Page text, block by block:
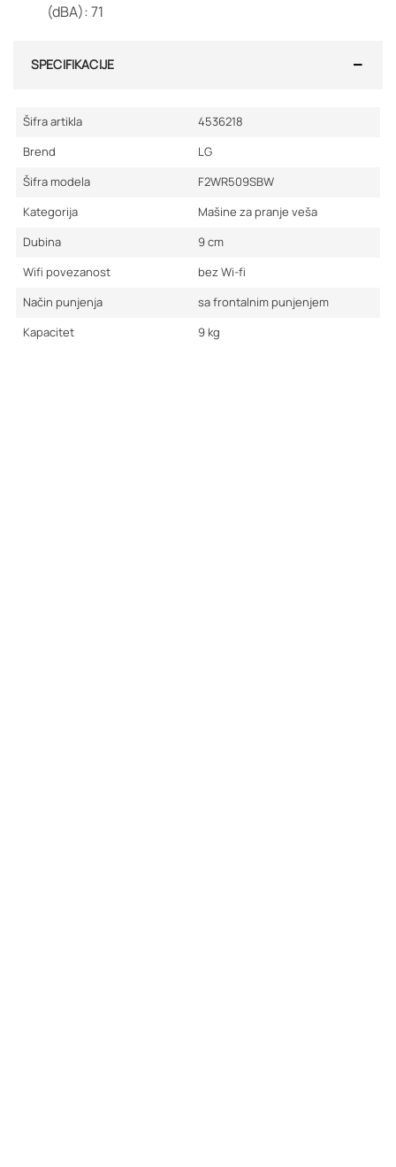
(dBA): 71
SPECIFIKACIJE
Šifra artikla
4536218
Brend
LG
Šifra modela
F2WR509SBW
Kategorija
Mašine za pranje veša
Dubina
9cm
Wifi povezanost
bez Wi-fi
Način punjenja
sa frontalnim punjenjem
Kapacitet
9 kg